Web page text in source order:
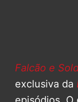
Falcão e
exclusiva da